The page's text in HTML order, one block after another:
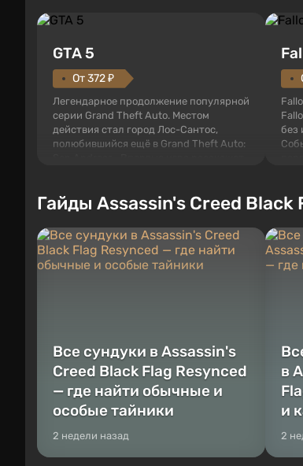
GTA 5
От 372 ₽
Легендарное продолжение популярной
серии Grand Theft Auto. Местом
действия стал город Лос-Сантос,
полюбившийся ещё в Grand Theft Auto:
которыми вы сможете переключаться в
любое время. Жанр и...
без
как
Гайды Assassin's Creed Black
Все сундуки в Assassin's
Creed Black Flag Resynced
— где найти обычные и
особые тайники
2 недели назад
в
и
2